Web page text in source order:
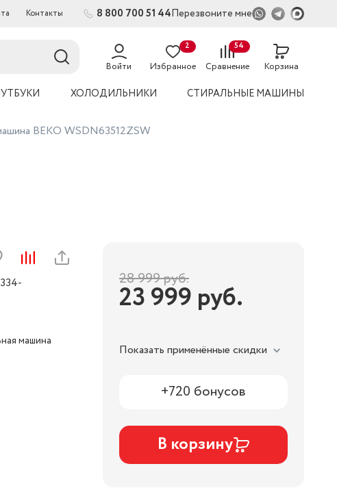
Контакты 8 800 700 51 44Перезвоните мне
Войти Избранное
2
Сравнение
54
Корзина
ХОЛОДИЛЬНИКИ СТИРАЛЬНЫЕ МАШИНЫ
BEKO WSDN63512ZSW
машина
23 999 руб.
28 999руб.
Показать применённые скидки
+720 бонусов
В корзину